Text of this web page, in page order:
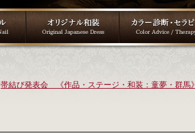
帯結び発表会 《作品・ステージ・和装：童夢・群馬》